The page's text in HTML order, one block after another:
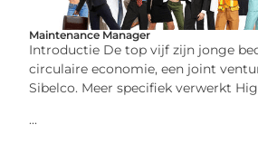
Maintenance Manager
Introductie De top vijf zijn jonge
circulaire economie, een joint
Sibelco. Meer specifiek verwerkt
...